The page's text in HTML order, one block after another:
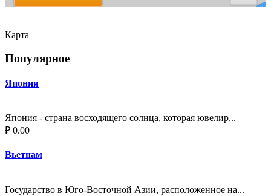
Карта
Популярное
Япония
Япония - страна восходящего солнца, которая ювелир...
₽ 0.00
Вьетнам
Государство в Юго-Восточной Азии, расположенное на...